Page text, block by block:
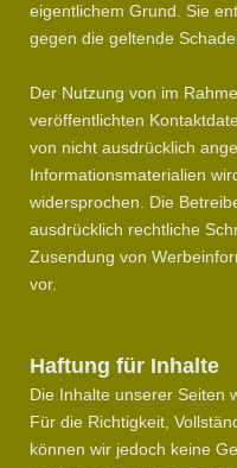
eigentlichem Grund. Sie
gegen die geltende
Der Nutzung von im
veröffentlichten
von nicht ausdrücklich
Informationsmaterialien
widersprochen. Die
ausdrücklich rechtliche
Zusendung von
vor.
Haftung für Inhalte
Die Inhalte unserer Seiten
Für die Richtigkeit,
können wir jedoch keine